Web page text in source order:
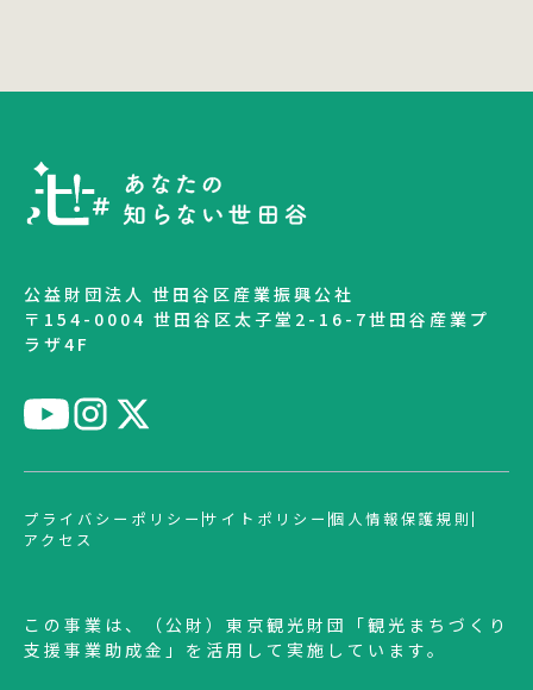
公益財団法人 世田谷区産業振興公社
〒154-0004 世田谷区太子堂2-16-7世田谷産業プ
ラザ4F
プライバシーポリシー サイトポリシー 個人情報保護規則
アクセス
この事業は、（公財）東京観光財団「観光まちづくり
支援事業助成金」を活用して実施しています。